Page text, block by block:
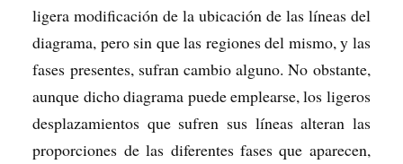
ligera modificación de la ubicación de las líneas del
diagrama, pero sin que las regiones del mismo, y las
fases presentes, sufran cambio alguno. No obstante,
aunque dicho diagrama puede emplearse, los ligeros
desplazamientos que sufren sus líneas alteran las
proporciones de las diferentes fases que aparecen,